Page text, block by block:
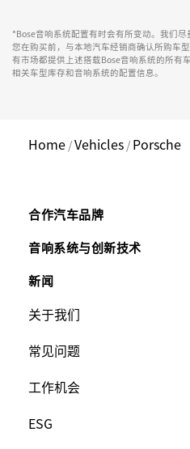
*Bose音响系统配置有时会有所变动。我们
您在购买前，与本地汽车经销商确认所购车
有市场都提供上述搭载Bose音响系统的所有
相关车型库存和音响系统的配置信息。
Home /Vehicles/ Porsche
Main
Footer
Menu
合作汽车品牌
音响系统与创新技术
新闻
Footer
Menu
关于我们
常见问题
工作机会
ESG